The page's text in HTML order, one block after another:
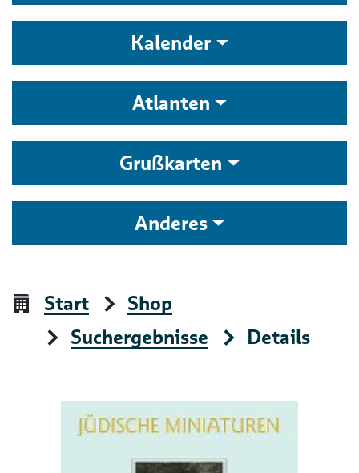
Kalender
Atlanten
Grußkarten
Anderes
Start
Shop
Suchergebnisse
Details